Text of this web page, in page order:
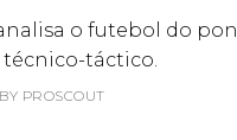
o futebol do
táctico.
PROSCOUT